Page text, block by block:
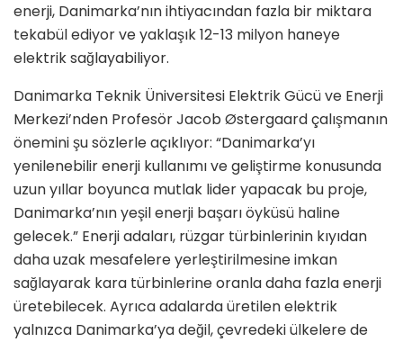
enerji, Danimarka’nın ihtiyacından fazla bir miktara
tekabül ediyor ve yaklaşık 12-13 milyon haneye
elektrik sağlayabiliyor.
Danimarka Teknik Üniversitesi Elektrik Gücü ve Enerji
Merkezi’nden Profesör Jacob Østergaard çalışmanın
önemini şu sözlerle açıklıyor: “Danimarka’yı
yenilenebilir enerji kullanımı ve geliştirme konusunda
uzun yıllar boyunca mutlak lider yapacak bu proje,
Danimarka’nın yeşil enerji başarı öyküsü haline
gelecek.” Enerji adaları, rüzgar türbinlerinin kıyıdan
daha uzak mesafelere yerleştirilmesine imkan
sağlayarak kara türbinlerine oranla daha fazla enerji
üretebilecek. Ayrıca adalarda üretilen elektrik
yalnızca Danimarka’ya değil, çevredeki ülkelere de